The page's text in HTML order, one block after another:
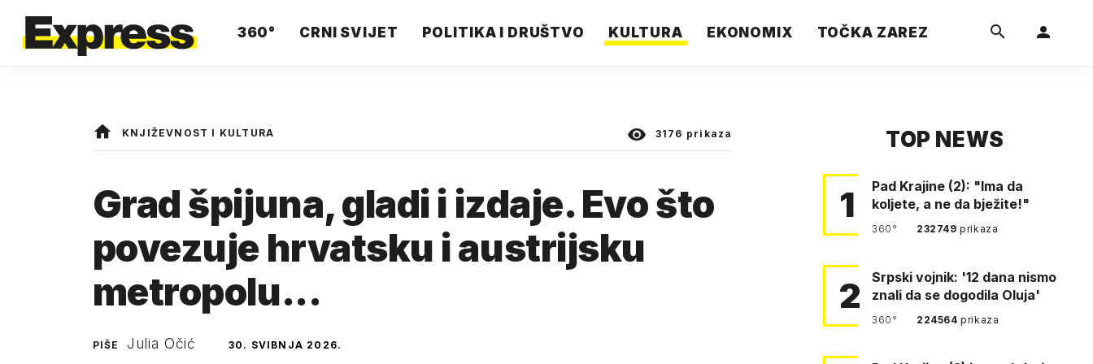
360° CRNI SVIJET POLITIKA I DRUŠTVO KULTURA EKONOMIX TOČKA ZAREZ
KNJIŽEVNOST I KULTURA 3176 prikaza
Grad špijuna, gladi i izdaje. Evo što
povezuje hrvatsku i austrijsku
metropolu...
PIŠE Julia Očić 30. SVIBNJA 2026.
TOP NEWS
1
Pad Krajine (2): "Ima da
koljete, a ne da bježite!"
360° 232749prikaza
2
Srpski vojnik: '12 dana nismo
znali da se dogodila Oluja'
360° 224564prikaza